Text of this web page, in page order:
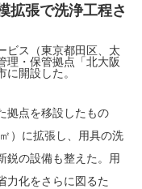
張で洗浄工程さ
ビス（東京都田区、太
理・保管拠点「北大阪
開設した。
拠点を移設したもの
）に拡張し、用具の洗
鋭の設備も整えた。用
力化をさらに図るた